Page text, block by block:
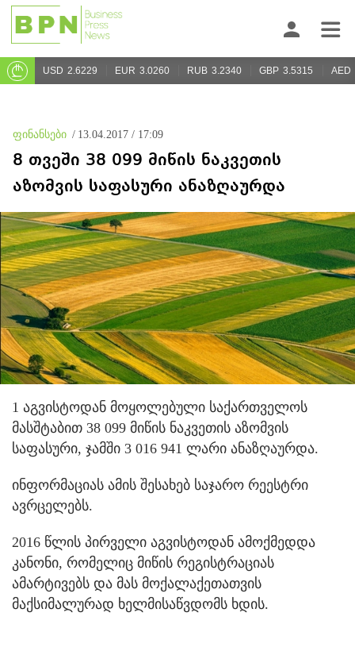
USD 2.6229 EUR 3.0260 RUB 3.2340 GBP 3.5315 AED
ფინანსები / 13.04.2017 / 17:09
8 თვეში 38 099 მიწის ნაკვეთის
აზომვის საფასური ანაზღაურდა
1 აგვისტოდან მოყოლებული საქართველოს
მასშტაბით 38 099 მიწის ნაკვეთის აზომვის
საფასური, ჯამში 3 016 941 ლარი ანაზღაურდა.
ინფორმაციას ამის შესახებ საჯარო რეესტრი
ავრცელებს.
2016 წლის პირველი აგვისტოდან ამოქმედდა
კანონი, რომელიც მიწის რეგისტრაციას
ამარტივებს და მას მოქალაქეთათვის
მაქსიმალურად ხელმისაწვდომს ხდის.